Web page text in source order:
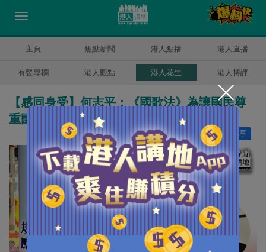
主頁 焦點新聞 港人點播 港人直播
有聲專欄 港人觀點 港人花生 港人博評
【感同身受】何志平：《國歌法》為讓國民尊
重國家 香港人應多場國歌
分享
讚好 0